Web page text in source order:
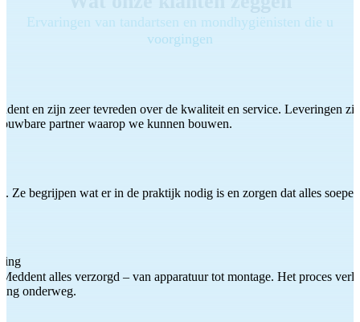
Ervaringen van tandartsen en mondhygiënisten die u
voorgingen
en zijn zeer tevreden over de kwaliteit en service. Leveringen
partner waarop we kunnen bouwen.
Ze begrijpen wat er in de praktijk nodig is en zorgen dat alles
alles verzorgd – van apparatuur tot montage. Het proces
onderweg.